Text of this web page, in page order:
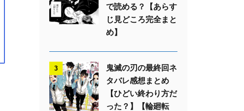
で読める？【あらす
じ見どころ完全まと
め】
3
鬼滅の刃の最終回ネ
タバレ感想まとめ
【ひどい終わり方だ
った？】【輪廻転